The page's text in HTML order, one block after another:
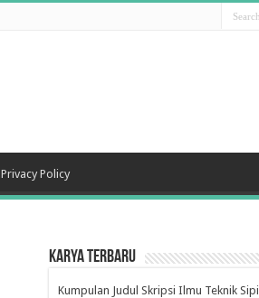
Privacy Policy
Karya Terbaru
Kumpulan Judul Skripsi Ilmu Teknik Sipil